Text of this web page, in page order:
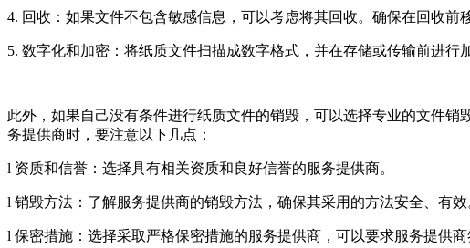
4. 回收：如果文件不包含敏感信息，可以考虑将其回收。确保在回收前
5. 数字化和加密：将纸质文件扫描成数字格式，并在存储或传输前进行
此外，如果自己没有条件进行纸质文件的销毁，可以选择专业的文件
务提供商时，要注意以下几点：
l 资质和信誉：选择具有相关资质和良好信誉的服务提供商。
l 销毁方法：了解服务提供商的销毁方法，确保其采用的方法安全、有效
l 保密措施：选择采取严格保密措施的服务提供商，可以要求服务提供